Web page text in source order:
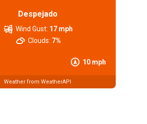
Despejado
10 mph
Wind Gust: 17 mph
Clouds: 7%
Weather from WeatherAPI